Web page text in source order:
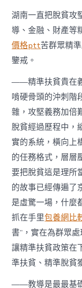
湖南一直把脫貧攻
導、金融、財產等
價格ptt苦群眾精
鑒戒。
——精準扶貧貴在
啃硬骨頭的沖刺階
雜，攻堅義務加倍
脫貧經過歷程中，
實的系統，橫向上
的任務格式，層層
要把脫貧這是理所
的故事已經傳遍了
是虛驚一場，什麼
抓在手里包養網比
書”，實在為群眾
讓精準扶貧政策在
準扶貧、精準脫貧
——教導是最最基